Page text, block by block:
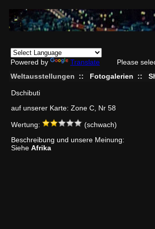
Powered by Translate
Please
Weltausstellungen
:: Fotogalerien ::
Dschibuti
auf unserer Karte: Zone C, Nr 58
Wertung:
(schwach)
Beschreibung und unsere Meinung:
Siehe Afrika